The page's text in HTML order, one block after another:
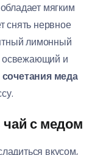
мягким
снять нервное
лимонный
освежающий и
меда
чай с медом
вкусом,